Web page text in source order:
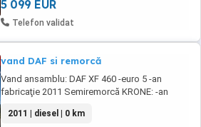
5 099 EUR
Telefon validat
vand DAF si remorcă
Vand ansamblu: DAF XF 460 -euro 5 -an
fabricaţie 2011 Semiremorcă KRONE: -an
DAF 2000 euro Remorca nr tel: 743 771 480
2011 | diesel | 0 km